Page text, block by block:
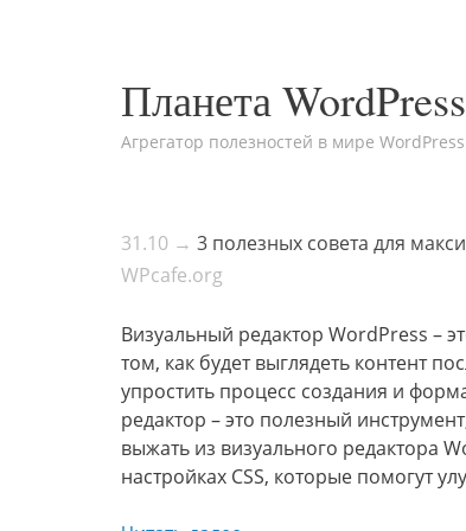
Планета WordPress
Агрегатор полезностей в мире WordPress
31.10 → 3 полезных совета для
WPcafe.org
Визуальный редактор WordPress –
том, как будет выглядеть контент
упростить процесс создания и
редактор – это полезный
выжать из визуального редактора
настройках CSS, которые помогут